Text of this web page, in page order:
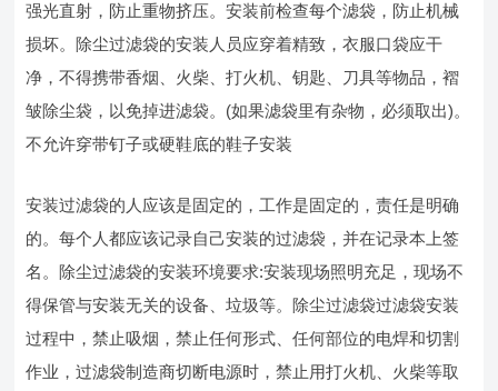
强光直射，防止重物挤压。安装前检查每个滤袋，防止机械
损坏。除尘过滤袋的安装人员应穿着精致，衣服口袋应干
净，不得携带香烟、火柴、打火机、钥匙、刀具等物品，褶
皱除尘袋，以免掉进滤袋。(如果滤袋里有杂物，必须取出)。
不允许穿带钉子或硬鞋底的鞋子安装
安装过滤袋的人应该是固定的，工作是固定的，责任是明确
的。每个人都应该记录自己安装的过滤袋，并在记录本上签
名。除尘过滤袋的安装环境要求:安装现场照明充足，现场不
得保管与安装无关的设备、垃圾等。除尘过滤袋过滤袋安装
过程中，禁止吸烟，禁止任何形式、任何部位的电焊和切割
作业，过滤袋制造商切断电源时，禁止用打火机、火柴等取